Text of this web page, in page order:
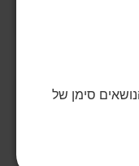
סימן של